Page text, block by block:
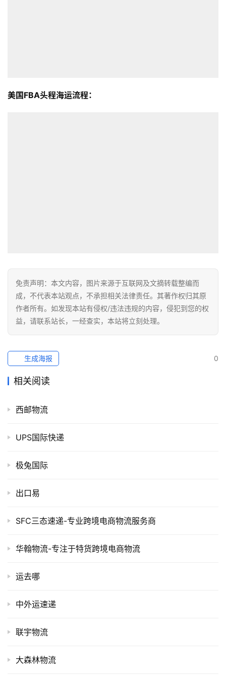
美国FBA头程海运流程：
免责声明：本文内容，图片来源于互联网及文摘转载整编而
成，不代表本站观点，不承担相关法律责任。其著作权归其原
作者所有。如发现本站有侵权/违法违规的内容，侵犯到您的权
益，请联系站长，一经查实，本站将立刻处理。
0
生成海报
相关阅读
西邮物流
UPS国际快递
极兔国际
出口易
SFC三态速递-专业跨境电商物流服务商
华翰物流-专注于特货跨境电商物流
运去哪
中外运速递
联宇物流
大森林物流